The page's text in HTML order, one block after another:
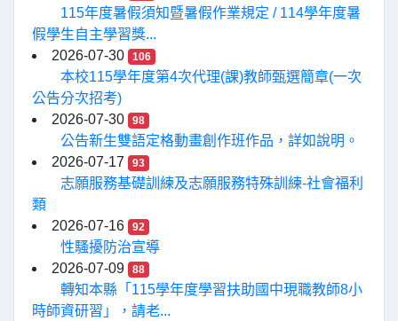
115年度暑假須知暨暑假作業規定 / 114學年度暑
假學生自主學習獎...
2026-07-30
106
本校115學年度第4次代理(課)教師甄選簡章(一次
公告分次招考)
2026-07-30
98
公告新生雙語定格動畫創作班作品，詳如說明。
2026-07-17
93
志願服務基礎訓練及志願服務特殊訓練-社會福利
類
2026-07-16
92
性騷擾防治宣導
2026-07-09
88
轉知本縣「115學年度學習扶助國中現職教師8小
時師資研習」，請老...